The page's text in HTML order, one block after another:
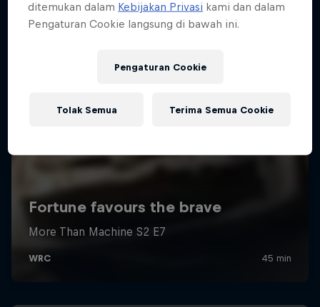
ditemukan dalam Kebijakan Privasi kami dan dalam
Pengaturan Cookie langsung di bawah ini.
Pengaturan Cookie
Tolak Semua Terima Semua Cookie